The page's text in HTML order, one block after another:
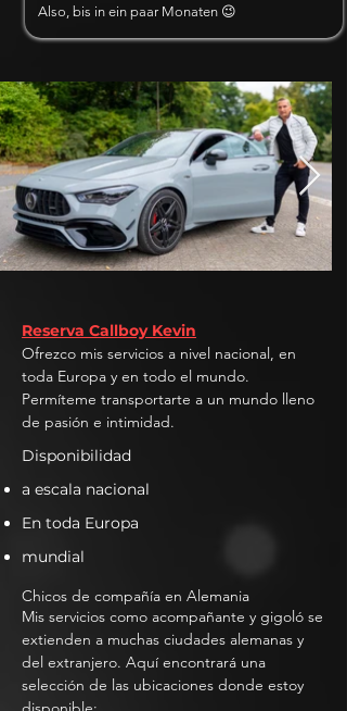
Also, bis in ein paar Monaten 😉
Reserva Callboy Kevin
Ofrezco mis servicios a nivel nacional, en
toda Europa y en todo el mundo.
Permíteme transportarte a un mundo lleno
de pasión e intimidad.
Disponibilidad
a escala nacional
En toda Europa
mundial
Chicos de compañía en Alemania
Mis servicios como acompañante y gigoló se
extienden a muchas ciudades alemanas y
del extranjero. Aquí encontrará una
selección de las ubicaciones donde estoy